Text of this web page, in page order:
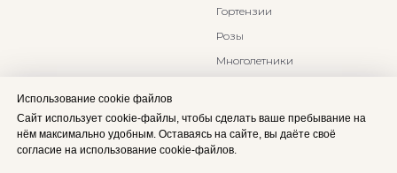
Гортензии
Розы
Многолетники
Использование cookie файлов
Сайт использует cookie-файлы, чтобы сделать ваше пребывание на
нём максимально удобным. Оставаясь на сайте, вы даёте своё
согласие на использование cookie-файлов.